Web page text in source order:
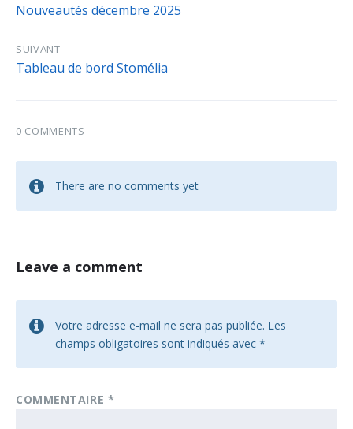
Nouveautés décembre 2025
SUIVANT
Tableau de bord Stomélia
0 COMMENTS
There are no comments yet
Leave a comment
Votre adresse e-mail ne sera pas publiée. Les
champs obligatoires sont indiqués avec *
COMMENTAIRE *